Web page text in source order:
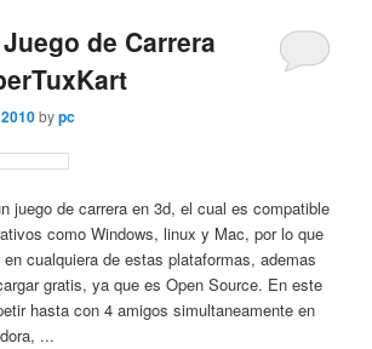
de Carrera
bypc
juego de carrera en 3d, el cual es compatible
como Windows, linux y Mac, por lo que
cualquiera de estas plataformas, ademas
gratis, ya que es Open Source. En este
hasta con 4 amigos simultaneamente en
...